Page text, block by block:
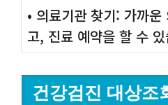
• 의료기관 찾기: 가까
고, 진료 예약을 할 수
건강검진 대상조